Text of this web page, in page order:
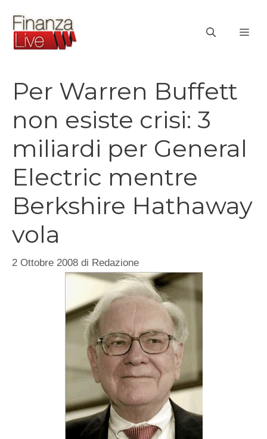
contenuto
Per Warren Buffett
non esiste crisi: 3
miliardi per General
Electric mentre
Berkshire Hathaway
vola
2 Ottobre 2008 di Redazione